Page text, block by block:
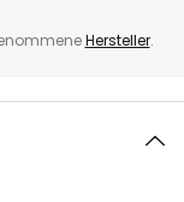
Hersteller.